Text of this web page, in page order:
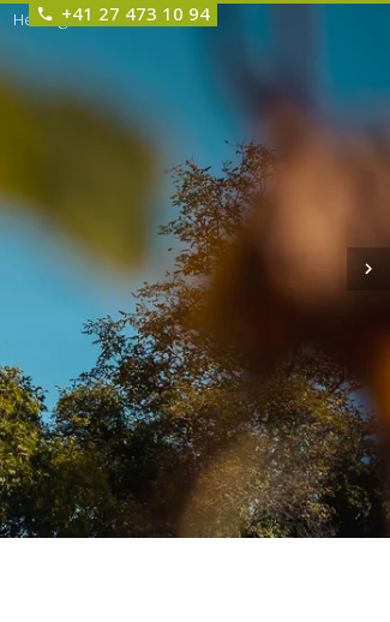
Hébergements Offres
+41 27 473 10 94